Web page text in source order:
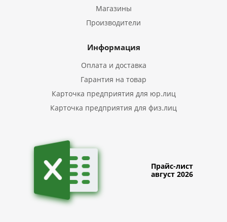
Магазины
Производители
Информация
Оплата и доставка
Гарантия на товар
Карточка предприятия для юр.лиц
Карточка предприятия для физ.лиц
Прайс-лист
август 2026